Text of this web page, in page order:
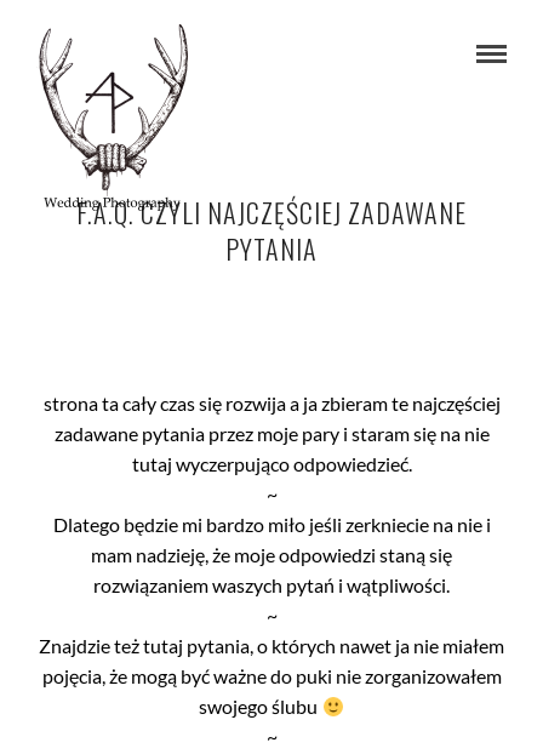
F.A.Q. CZYLI NAJCZĘŚCIEJ ZADAWANE
PYTANIA
strona ta cały czas się rozwija a ja zbieram te najczęściej
zadawane pytania przez moje pary i staram się na nie
tutaj wyczerpująco odpowiedzieć.
~
Dlatego będzie mi bardzo miło jeśli zerkniecie na nie i
mam nadzieję, że moje odpowiedzi staną się
rozwiązaniem waszych pytań i wątpliwości.
~
Znajdzie też tutaj pytania, o których nawet ja nie miałem
pojęcia, że mogą być ważne do puki nie zorganizowałem
swojego ślubu
~